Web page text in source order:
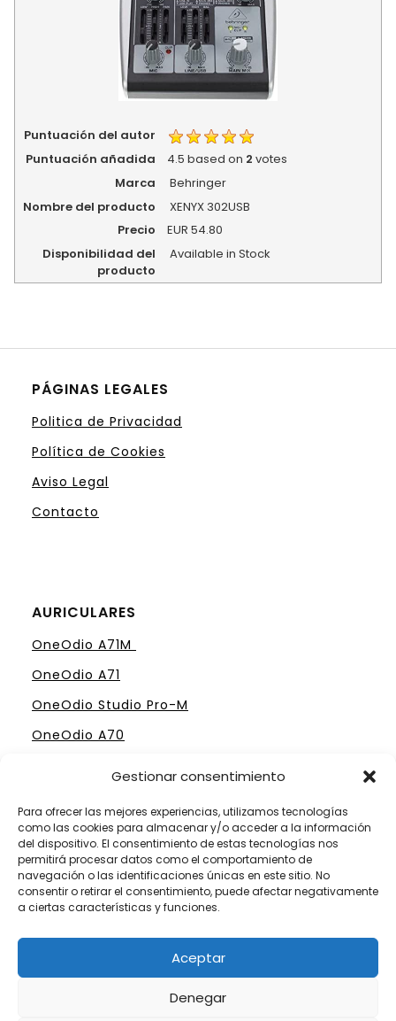
Gestionar consentimiento
Para ofrecer las mejores experiencias, utilizamos tecnologías
como las cookies para almacenar y/o acceder a la información
del dispositivo. El consentimiento de estas tecnologías nos
permitirá procesar datos como el comportamiento de
navegación o las identificaciones únicas en este sitio. No
consentir o retirar el consentimiento, puede afectar negativamente
a ciertas características y funciones.
Aceptar
Denegar
Puntuación del autor
Puntuación añadida
4.5 based on 2 votes
Marca
Behringer
Nombre del producto
XENYX 302USB
Precio
EUR 54.80
Disponibilidad del
producto
Available in Stock
PÁGINAS LEGALES
Politica de Privacidad
Política de Cookies
Aviso Legal
Contacto
AURICULARES
OneOdio A71M
OneOdio A71
OneOdio Studio Pro-M
OneOdio A70
ELIGE TU MESA DE MEZCLAS PERFECTA
Mesas Profesionales Hercules
Mesas más Caras de Pioneer
Mesas Numark por menos de 300 €